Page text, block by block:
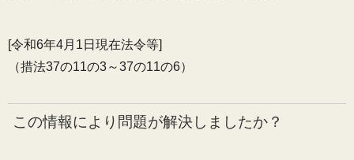
[令和6年4月1日現在法令等]
（措法37の11の3～37の11の6）
この情報により問題が解決しましたか？